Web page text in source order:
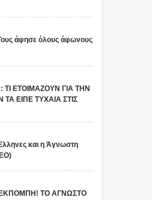
άφησε όλους άφωνους
ΕΤΟΙΜΑΖΟΥΝ ΓΙΑ ΤΗΝ
ΕΙΠΕ ΤΥΧΑΙΑ ΣΤΙΣ
και η Άγνωστη
ΤΟ ΑΓΝΩΣΤΟ